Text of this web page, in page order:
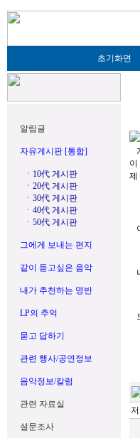
초기화면
알림글
자유게시판 [통합]
ㆍ 10代 게시판
ㆍ 20代 게시판
ㆍ 30代 게시판
ㆍ 40代 게시판
ㆍ 50代 게시판
그에게 보내는 편지
같이 듣고싶은 음악
내가 추천하는 명반
LP의 추억
묻고 답하기
관련 행사/공연정보
음악정보/칼럼
관련 자료실
설문조사
이
제